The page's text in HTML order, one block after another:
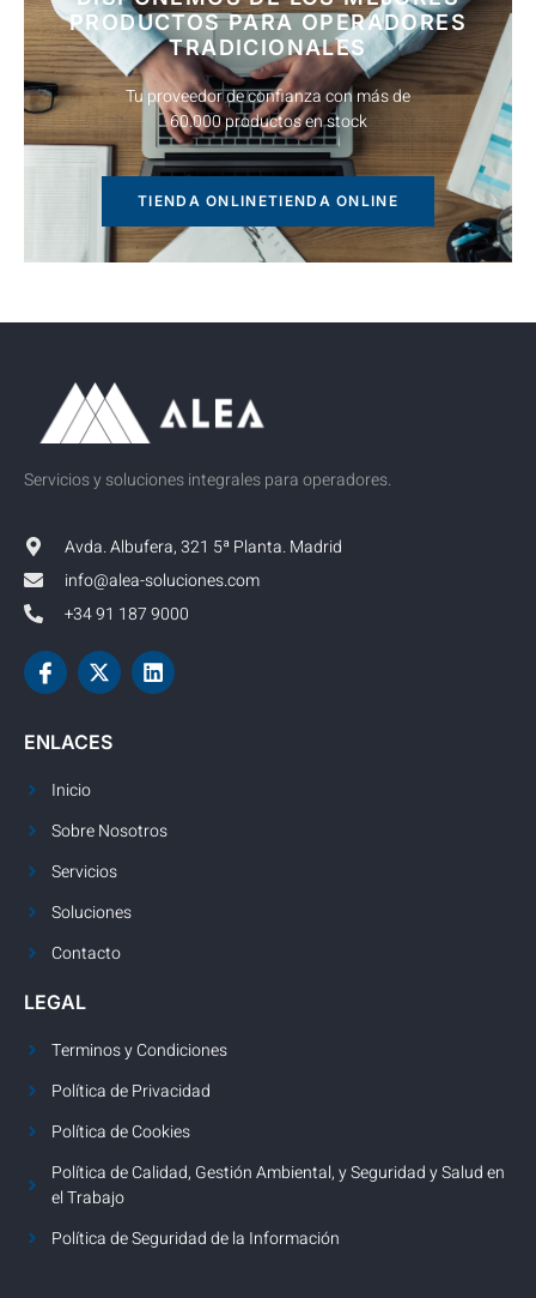
PRODUCTOS PARA OPERADORES
TRADICIONALES
Tu proveedor de confianza con más de
60.000 productos en stock
TIENDA ONLINE
Servicios y soluciones integrales para operadores.
Avda. Albufera, 321 5ª Planta. Madrid
info@alea-soluciones.com
+34 91 187 9000
ENLACES
Inicio
Sobre Nosotros
Servicios
Soluciones
Contacto
LEGAL
Terminos y Condiciones
Política de Privacidad
Política de Cookies
Política de Calidad, Gestión Ambiental, y Seguridad y Salud en
el Trabajo
Política de Seguridad de la Información